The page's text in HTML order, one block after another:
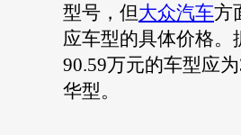
型号，但大众汽车方
应车型的具体价格。
90.59万元的车型应
华型。